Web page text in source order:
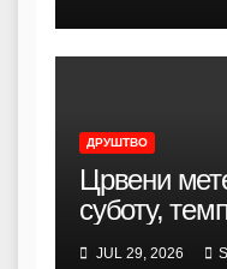
ДРУШТВО
Црвени
суботу,
степени
JUL 29, 2026